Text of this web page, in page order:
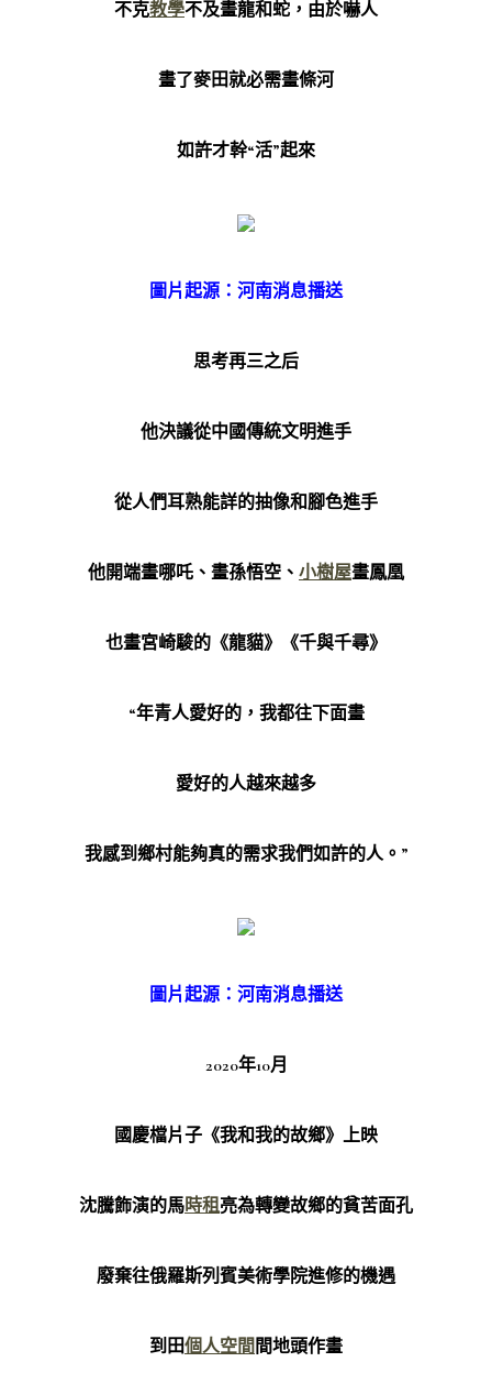
不克教學不及畫龍和蛇，由於嚇人
畫了麥田就必需畫條河
如許才幹“活”起來
圖片起源：河南消息播送
思考再三之后
他決議從中國傳統文明進手
從人們耳熟能詳的抽像和腳色進手
他開端畫哪吒、畫孫悟空、 小樹屋畫鳳凰
也畫宮崎駿的《龍貓》《千與千尋》
“年青人愛好的，我都往下面畫
愛好的人越來越多
我感到鄉村能夠真的需求我們如許的人。”
圖片起源：河南消息播送
2020年10月
國慶檔片子《我和我的故鄉》上映
沈騰飾演的馬時租亮為轉變故鄉的貧苦面孔
廢棄往俄羅斯列賓美術學院進修的機遇
到田個人空間 間地頭作畫